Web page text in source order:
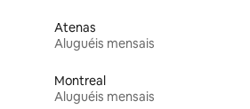
Atenas
Aluguéis mensais
Montreal
Aluguéis mensais